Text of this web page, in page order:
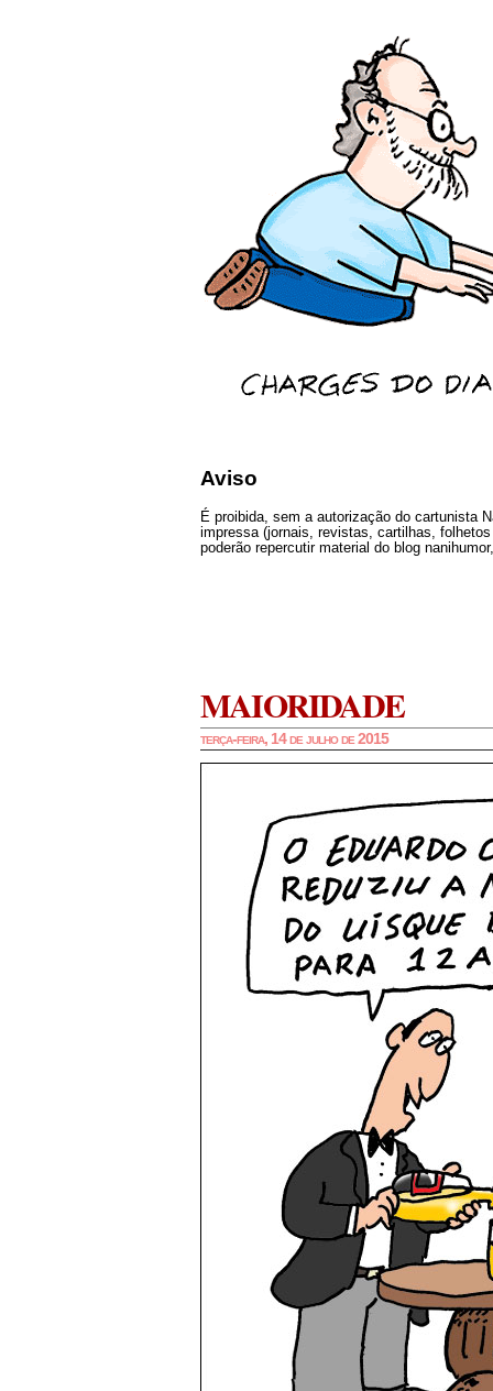
Aviso
É proibida, sem a autorização do cartunista
impressa (jornais, revistas, cartilhas,
poderão repercutir material do blog
MAIORIDADE
terça-feira, 14 de julho de 2015